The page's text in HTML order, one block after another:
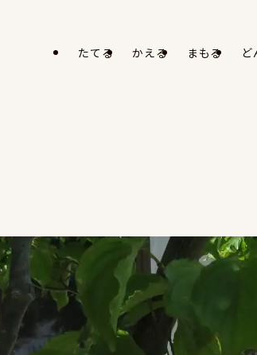
たてる かえる まもる ど